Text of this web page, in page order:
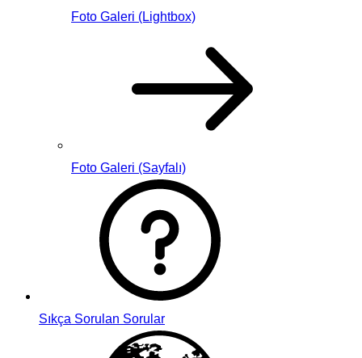
Foto Galeri (Lightbox)
Foto Galeri (Sayfalı)
Sıkça Sorulan Sorular